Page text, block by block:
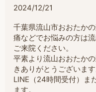
2024/12/21
千葉県流山市おおたか
痛などでお悩みの方は
ご来院ください。
平素より流山おおたか
きありがとうございます
LINE（24時間受付）ま
ます。